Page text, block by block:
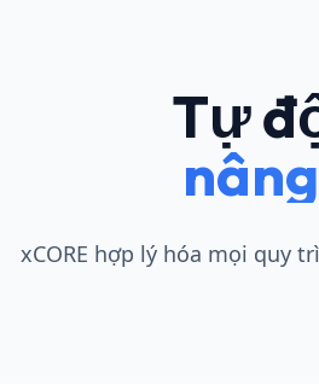
Tự
xCORE hợp lý hóa mọi quy